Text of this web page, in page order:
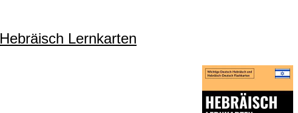
Hebräisch Lernkarten